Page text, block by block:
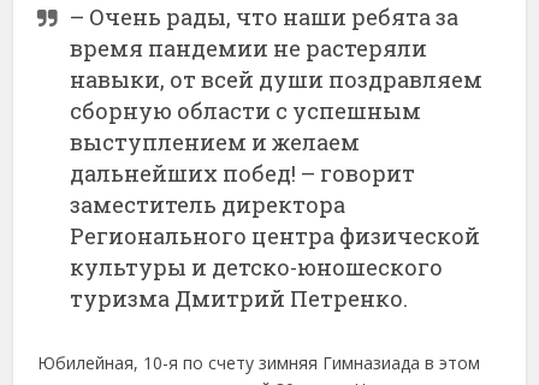
– Очень рады, что наши ребята за
время пандемии не растеряли
навыки, от всей души поздравляем
сборную области с успешным
выступлением и желаем
дальнейших побед! – говорит
заместитель директора
Регионального центра физической
культуры и детско-юношеского
туризма Дмитрий Петренко.
Юбилейная, 10-я по счету зимняя Гимназиада в этом